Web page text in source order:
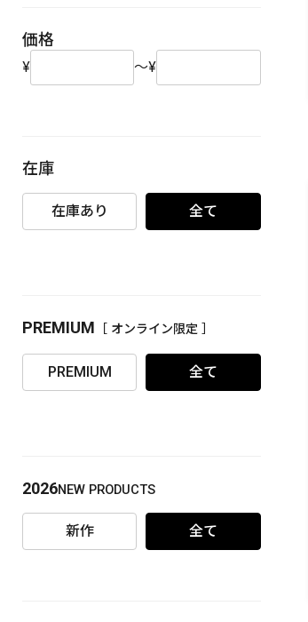
2026 NEW PRODUCTS
価格
¥ ～¥
在庫
在庫あり 全て
PREMIUM ［ オンライン限定 ］
PREMIUM 全て
2026NEW PRODUCTS
新作 全て